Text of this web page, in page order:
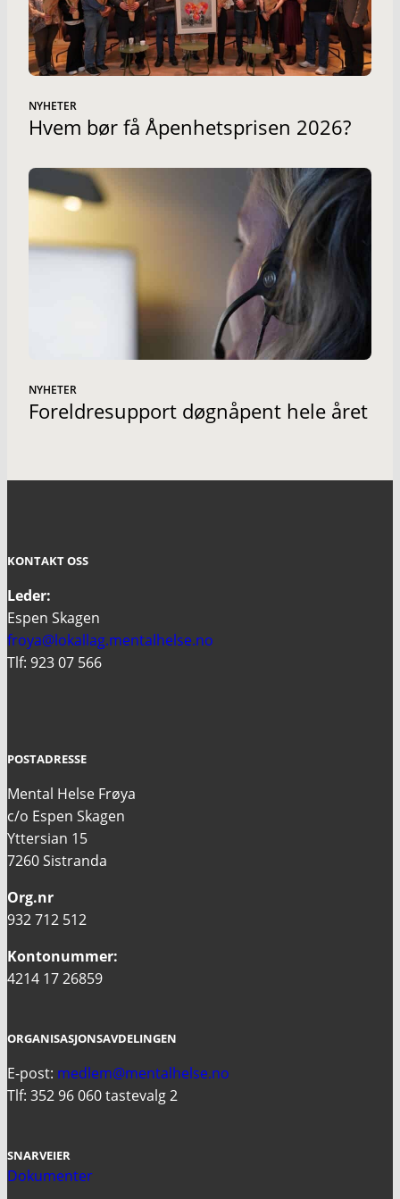
NYHETER
Hvem bør få Åpenhetsprisen 2026?
NYHETER
Foreldresupport døgnåpent hele året
KONTAKT OSS
Leder:
Espen Skagen
froya@lokallag.mentalhelse.no
Tlf: 923 07 566
POSTADRESSE
Mental Helse Frøya
c/o Espen Skagen
Yttersian 15
7260 Sistranda
Org.nr
932 712 512
Kontonummer:
4214 17 26859
ORGANISASJONSAVDELINGEN
E-post: medlem@mentalhelse.no
Tlf: 352 96 060 tastevalg 2
SNARVEIER
Dokumenter